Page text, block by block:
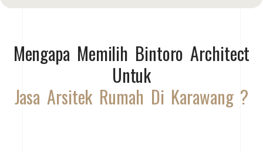
Mengapa Memilih Bintoro Architect
Untuk
Jasa Arsitek Rumah Di Karawang ?